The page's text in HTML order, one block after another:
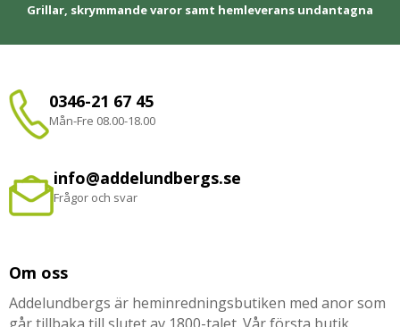
Grillar, skrymmande varor samt hemleverans undantagna
0346-21 67 45
Mån-Fre 08.00-18.00
info@addelundbergs.se
Frågor och svar
Om oss
Addelundbergs är heminredningsbutiken med anor som